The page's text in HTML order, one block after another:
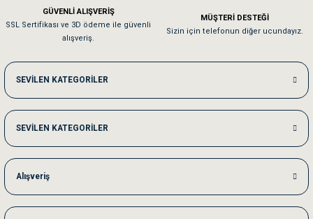
Kedilerim beğeniyorlar. Memnunuz. Uygun fiyatta olması iyi.
Me***** Ya******
Akşam verdiğim sipariş bir sonraki gün elime ulaştı. Jack russell köpeğim
Ka***** Ar******
Ufak bir sorun harici sorun olmadı sağolsunlar onuda hemen çözdüler
GÜVENLİ ALIŞVERİŞ
SSL Sertifikası ve 3D ödeme ile güvenli
alışveriş.
MÜŞTERİ DESTEĞİ
Sizin için telefonun diğer ucundayız.
SEVİLEN KATEGORİLER
SEVİLEN KATEGORİLER
Alışveriş